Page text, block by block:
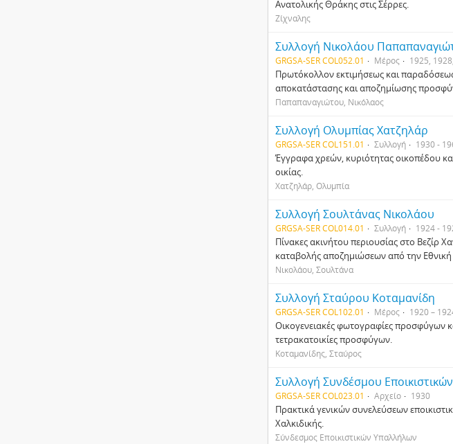
Ανατολικής Θράκης στις Σέρρες.
Ζίχναλης
Συλλογή Νικολάου
GRGSA-SER COL052.01 Μέρος 1925,
Πρωτόκολλον εκτιμήσεως και
αποκατάστασης και αποζημίωσης
Παπαπαναγιώτου, Νικόλαος
Συλλογή Ολυμπίας Χατζηλάρ
GRGSA-SER COL151.01 Συλλογή 1930 -
Έγγραφα χρεών, κυριότητας οικοπέδου
οικίας.
Χατζηλάρ, Ολυμπία
Συλλογή Σουλτάνας Νικολάου
GRGSA-SER COL014.01 Συλλογή 1924 -
Πίνακες ακινήτου περιουσίας στο Βεζίρ
καταβολής αποζημιώσεων από την
Νικολάου, Σουλτάνα
Συλλογή Σταύρου Κοταμανίδη
GRGSA-SER COL102.01 Μέρος 1920 –
Οικογενειακές φωτογραφίες προσφύγων
τετρακατοικίες προσφύγων.
Κοταμανίδης, Σταύρος
Συλλογή Συνδέσμου
GRGSA-SER COL023.01 Αρχείο 1930
Πρακτικά γενικών συνελεύσεων
Χαλκιδικής.
Σύνδεσμος Εποικιστικών Υπαλλήλων